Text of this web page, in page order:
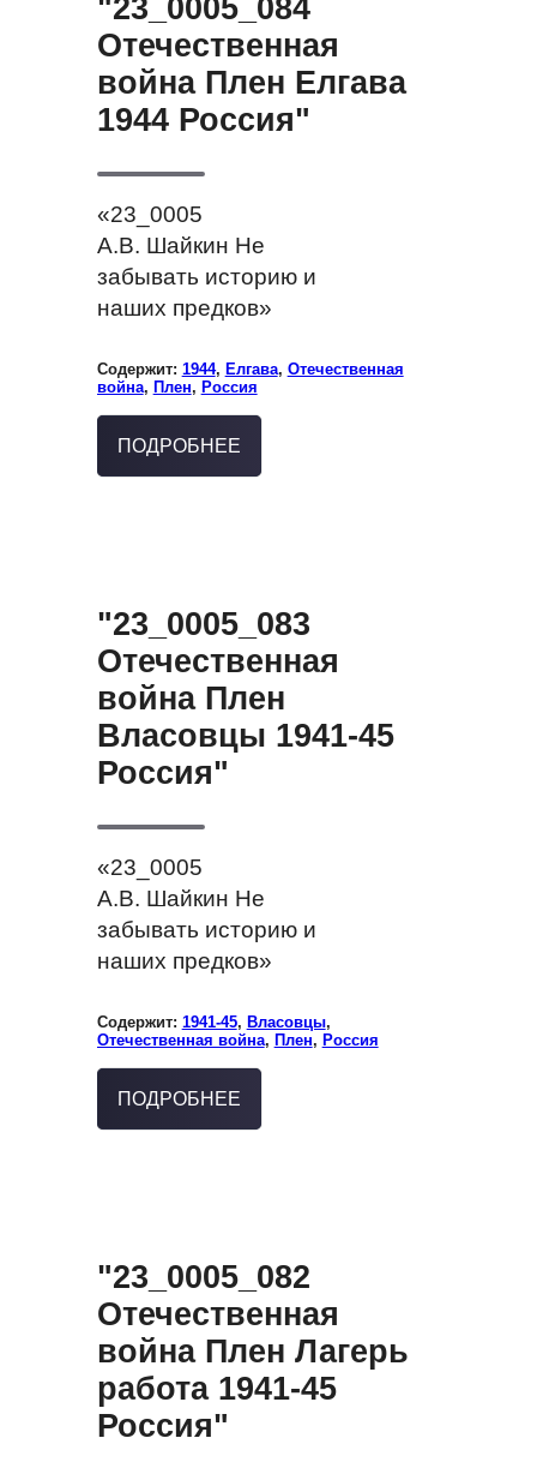
"23_0005_084
Отечественная
война Плен Елгава
1944 Россия"
«23_0005
А.В. Шайкин Не
забывать историю и
наших предков»
Содержит: 1944, Елгава, Отечественная
война, Плен, Россия
ПОДРОБНЕЕ
"23_0005_083
Отечественная
война Плен
Власовцы 1941-45
Россия"
«23_0005
А.В. Шайкин Не
забывать историю и
наших предков»
Содержит: 1941-45, Власовцы,
Отечественная война, Плен, Россия
ПОДРОБНЕЕ
"23_0005_082
Отечественная
война Плен Лагерь
работа 1941-45
Россия"